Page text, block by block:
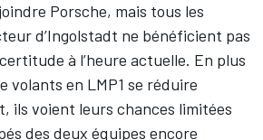
Porsche, mais tous les
d’Ingolstadt ne bénéficient pas
à l’heure actuelle. En plus
volants en LMP1 se réduire
ils voient leurs chances limitées
des deux équipes encore